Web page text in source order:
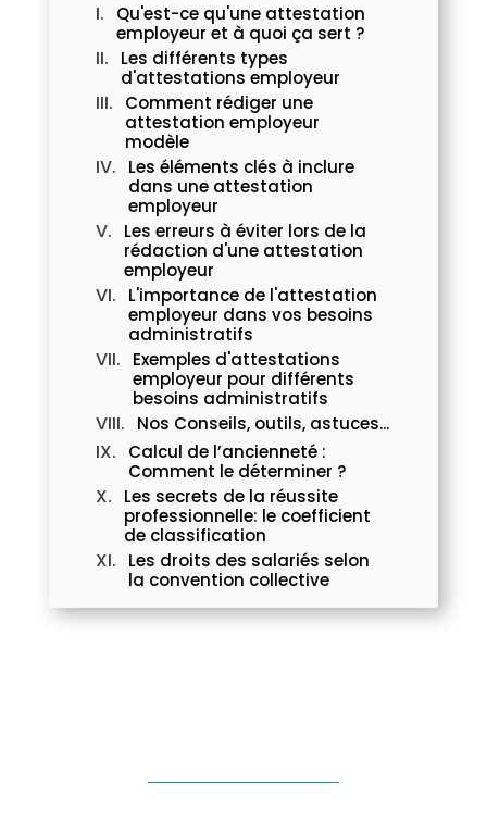
Qu'est-ce qu'une attestation
employeur et à quoi ça sert ?
Les différents types
d'attestations employeur
Comment rédiger une
attestation employeur
modèle
Les éléments clés à inclure
dans une attestation
employeur
Les erreurs à éviter lors de la
rédaction d'une attestation
employeur
L'importance de l'attestation
employeur dans vos besoins
administratifs
Exemples d'attestations
employeur pour différents
besoins administratifs
Nos Conseils, outils, astuces...
Calcul de l’ancienneté :
Comment le déterminer ?
Les secrets de la réussite
professionnelle: le coefficient
de classification
Les droits des salariés selon
la convention collective